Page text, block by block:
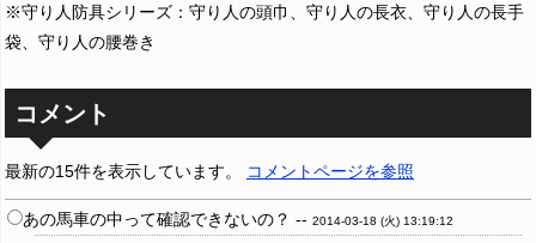
※守り人防具シリーズ：守り人の頭巾、守り人の長衣、守り人の長手
袋、守り人の腰巻き
コメント
最新の15件を表示しています。 コメントページを参照
あの馬車の中って確認できないの？ -- 2014-03-18 (火) 13:19:12